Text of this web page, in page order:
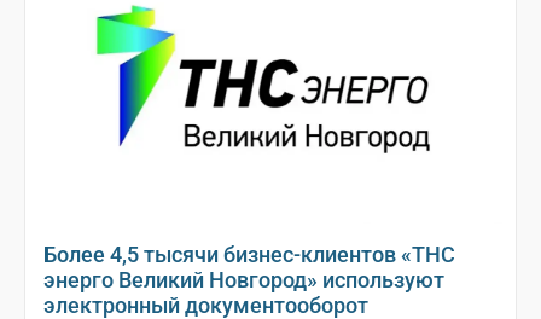
Более 4,5 тысячи бизнес-клиентов «ТНС
энерго Великий Новгород» используют
электронный документооборот